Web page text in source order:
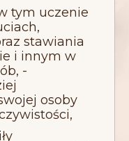
tym uczenie
stawiania
i innym w
-
osoby